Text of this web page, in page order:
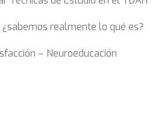
¿sabemos realmente lo qué es?
– Neuroeducación